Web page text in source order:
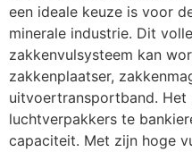
een ideale keuze is voor
minerale industrie. Dit
zakkenvulsysteem kan
zakkenplaatser,
uitvoertransportband.
luchtverpakkers te
capaciteit. Met zijn hoge